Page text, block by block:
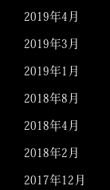
2019年4月
2019年3月
2019年1月
2018年8月
2018年4月
2018年2月
2017年12月